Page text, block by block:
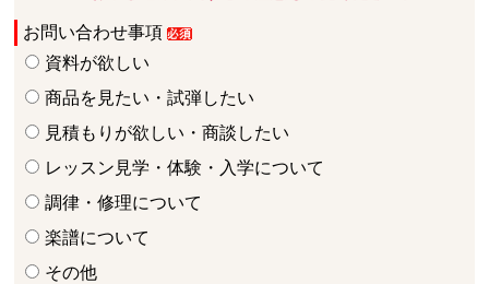
お問い合わせ事項
資料が欲しい
商品を見たい・試弾したい
見積もりが欲しい・商談したい
レッスン見学・体験・入学について
調律・修理について
楽譜について
その他